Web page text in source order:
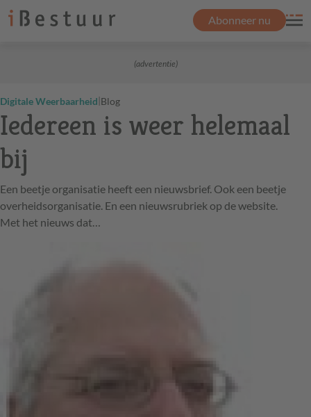
Abonneer nu
(advertentie)
Digitale Weerbaarheid|Blog
Iedereen is weer helemaal
bij
Een beetje organisatie heeft een nieuwsbrief. Ook een beetje
overheidsorganisatie. En een nieuwsrubriek op de website.
Met het nieuws dat…